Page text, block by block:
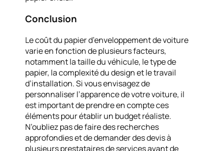
Conclusion
Le coût du papier d’enveloppement de voiture
varie en fonction de plusieurs facteurs,
notamment la taille du véhicule, le type de
papier, la complexité du design et le travail
d’installation. Si vous envisagez de
personnaliser l’apparence de votre voiture, il
est important de prendre en compte ces
éléments pour établir un budget réaliste.
N’oubliez pas de faire des recherches
approfondies et de demander des devis à
plusieurs prestataires de services avant de